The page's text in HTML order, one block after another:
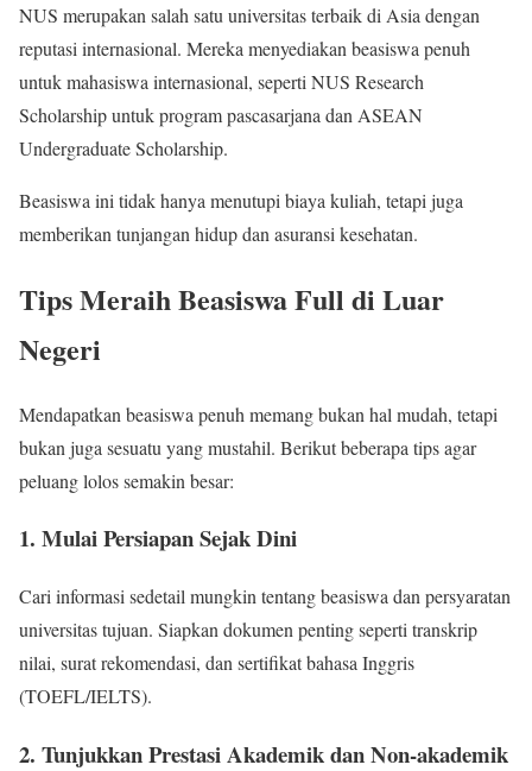
NUS merupakan salah satu universitas terbaik di Asia dengan
reputasi internasional. Mereka menyediakan beasiswa penuh
untuk mahasiswa internasional, seperti NUS Research
Scholarship untuk program pascasarjana dan ASEAN
Undergraduate Scholarship.
Beasiswa ini tidak hanya menutupi biaya kuliah, tetapi juga
memberikan tunjangan hidup dan asuransi kesehatan.
Tips Meraih Beasiswa Full di Luar
Negeri
Mendapatkan beasiswa penuh memang bukan hal mudah, tetapi
bukan juga sesuatu yang mustahil. Berikut beberapa tips agar
peluang lolos semakin besar:
1. Mulai Persiapan Sejak Dini
Cari informasi sedetail mungkin tentang beasiswa dan persyaratan
universitas tujuan. Siapkan dokumen penting seperti transkrip
nilai, surat rekomendasi, dan sertifikat bahasa Inggris
(TOEFL/IELTS).
2. Tunjukkan Prestasi Akademik dan Non-akademik